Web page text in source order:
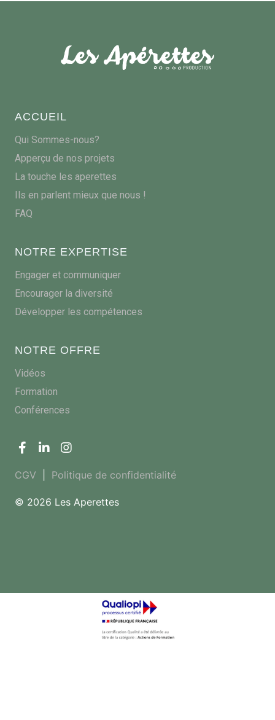
ACCUEIL
Qui Sommes-nous?
Apperçu de nos projets
La touche les aperettes
Ils en parlent mieux que nous !
FAQ
NOTRE EXPERTISE
Engager et communiquer
Encourager la diversité
Développer les compétences
NOTRE OFFRE
Vidéos
Formation
Conférences
CGV Politique de confidentialité
© 2026 Les Aperettes